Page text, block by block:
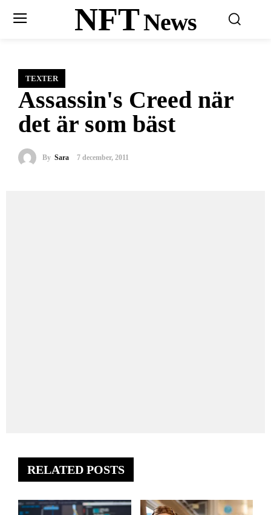
NFTNews
TEXTER
Assassin's Creed när
det är som bäst
By Sara 7 december, 2011
RELATED POSTS